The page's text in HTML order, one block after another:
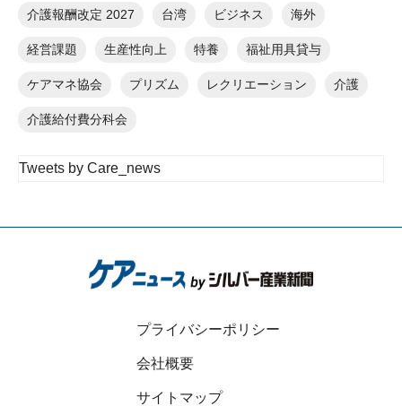
介護報酬改定 2027 台湾 ビジネス 海外
経営課題 生産性向上 特養 福祉用具貸与
ケアマネ協会 プリズム レクリエーション 介護
介護給付費分科会
Tweets by Care_news
プライバシーポリシー
会社概要
サイトマップ